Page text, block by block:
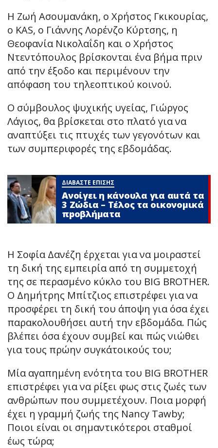
Η Ζωή Ασουμανάκη, ο Χρήστος Γκικουρίας,
ο KAS, ο Γιάννης Λορένζο Κύρτσης, η
Θεοφανία Νικολαΐδη και ο Χρήστος
Ντεντόπουλος βρίσκονται ένα βήμα πριν
από την έξοδο και περιμένουν την
απόφαση του τηλεοπτικού κοινού.
Ο σύμβουλος ψυχικής υγείας, Γιώργος
Λάγιος, θα βρίσκεται στο πλατό για να
αναπτύξει τις πτυχές των γεγονότων και
των συμπεριφορές της εβδομάδας.
ΔΙΑΒΑΣΤΕ ΕΠΙΣΗΣ
Ανοίγει η κάνουλα για αuτά τα
3 Zώδια – Τέλος τα οικονομικά
πpοβλήματα
Η Σοφία Δανέζη έρχεται για να μοιραστεί
τη δική της εμπειρία από τη συμμετοχή
της σε περασμένο κύκλο του BIG BROTHER.
Ο Δημήτρης Μπίτζιος επιστρέφει για να
προσφέρει τη δική του άποψη για όσα έχει
παρακολουθήσει αυτή την εβδομάδα. Πώς
βλέπει όσα έχουν συμβεί και πώς νιώθει
για τους πρώην συγκάτοικούς του;
Μία αγαπημένη ενότητα του BIG BROTHER
επιστρέφει για να ρίξει φως στις ζωές των
ανθρώπων που συμμετέχουν. Ποια μορφή
έχει η γραμμή ζωής της Nancy Tawby;
Ποιοι είναι οι σημαντικότεροι σταθμοί
έως τώρα;